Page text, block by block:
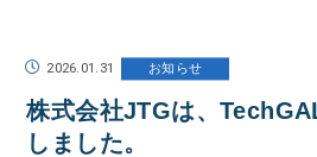
2026.01.31 お知らせ
株式会社JTGは、
しました。